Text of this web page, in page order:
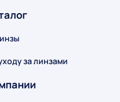
за линзами